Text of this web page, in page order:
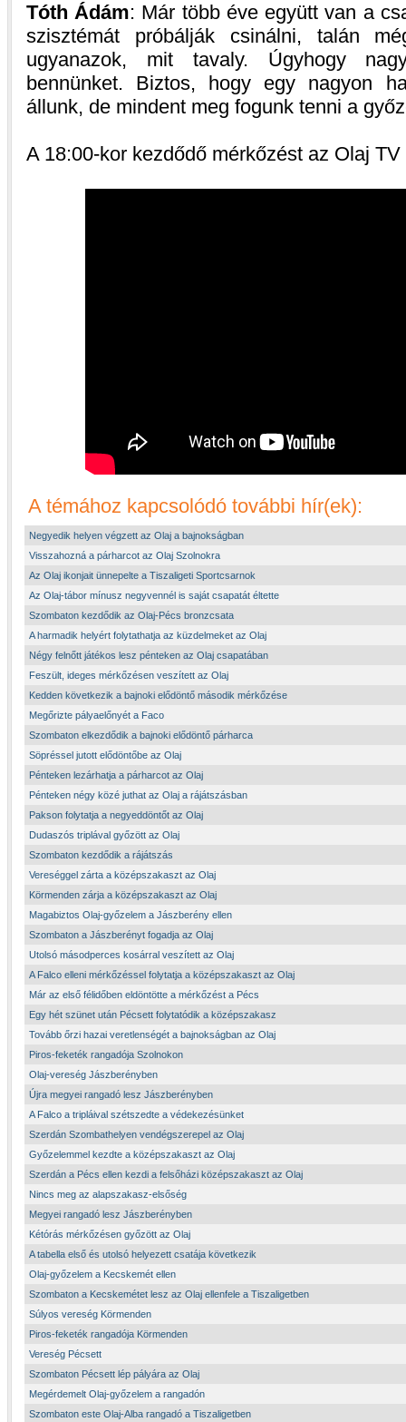
Tóth Ádám: Már több éve együtt van a
szisztémát próbálják csinálni, talán
ugyanazok, mit tavaly. Úgyhogy
bennünket. Biztos, hogy egy nagyon
állunk, de mindent meg fogunk tenni a
A 18:00-kor kezdődő mérkőzést az Olaj
A témához kapcsolódó további hír(ek):
Negyedik helyen végzett az Olaj a bajnokságban
Visszahozná a párharcot az Olaj Szolnokra
Az Olaj ikonjait ünnepelte a Tiszaligeti Sportcsarnok
Az Olaj-tábor mínusz negyvennél is saját csapatát éltette
Szombaton kezdődik az Olaj-Pécs bronzcsata
A harmadik helyért folytathatja az küzdelmeket az Olaj
Négy felnőtt játékos lesz pénteken az Olaj csapatában
Feszült, ideges mérkőzésen veszített az Olaj
Kedden következik a bajnoki elődöntő második mérkőzése
Megőrizte pályaelőnyét a Faco
Szombaton elkezdődik a bajnoki elődöntő párharca
Söpréssel jutott elődöntőbe az Olaj
Pénteken lezárhatja a párharcot az Olaj
Pénteken négy közé juthat az Olaj a rájátszásban
Pakson folytatja a negyeddöntőt az Olaj
Dudaszós triplával győzött az Olaj
Szombaton kezdődik a rájátszás
Vereséggel zárta a középszakaszt az Olaj
Körmenden zárja a középszakaszt az Olaj
Magabiztos Olaj-győzelem a Jászberény ellen
Szombaton a Jászberényt fogadja az Olaj
Utolsó másodperces kosárral veszített az Olaj
A Falco elleni mérkőzéssel folytatja a középszakaszt az Olaj
Már az első félidőben eldöntötte a mérkőzést a Pécs
Egy hét szünet után Pécsett folytatódik a középszakasz
Tovább őrzi hazai veretlenségét a bajnokságban az Olaj
Piros-feketék rangadója Szolnokon
Olaj-vereség Jászberényben
Újra megyei rangadó lesz Jászberényben
A Falco a tripláival szétszedte a védekezésünket
Szerdán Szombathelyen vendégszerepel az Olaj
Győzelemmel kezdte a középszakaszt az Olaj
Szerdán a Pécs ellen kezdi a felsőházi középszakaszt az Olaj
Nincs meg az alapszakasz-elsőség
Megyei rangadó lesz Jászberényben
Kétórás mérkőzésen győzött az Olaj
A tabella első és utolsó helyezett csatája következik
Olaj-győzelem a Kecskemét ellen
Szombaton a Kecskemétet lesz az Olaj ellenfele a Tiszaligetben
Súlyos vereség Körmenden
Piros-feketék rangadója Körmenden
Vereség Pécsett
Szombaton Pécsett lép pályára az Olaj
Megérdemelt Olaj-győzelem a rangadón
Szombaton este Olaj-Alba rangadó a Tiszaligetben